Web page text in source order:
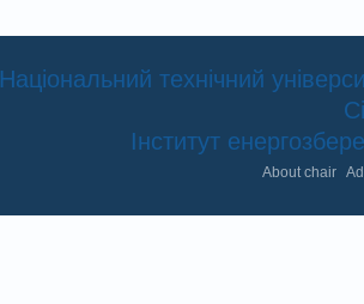
Національний технічний
Інститут
About chair